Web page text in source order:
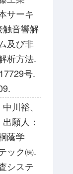
サーキ
触音響解
及び非
析方法.
号.
川裕、
願人：
蔭学
ック㈱.
システ